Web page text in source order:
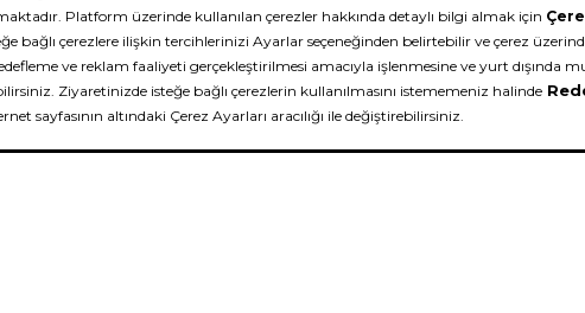
2026. Tüm hakları saklıdır.